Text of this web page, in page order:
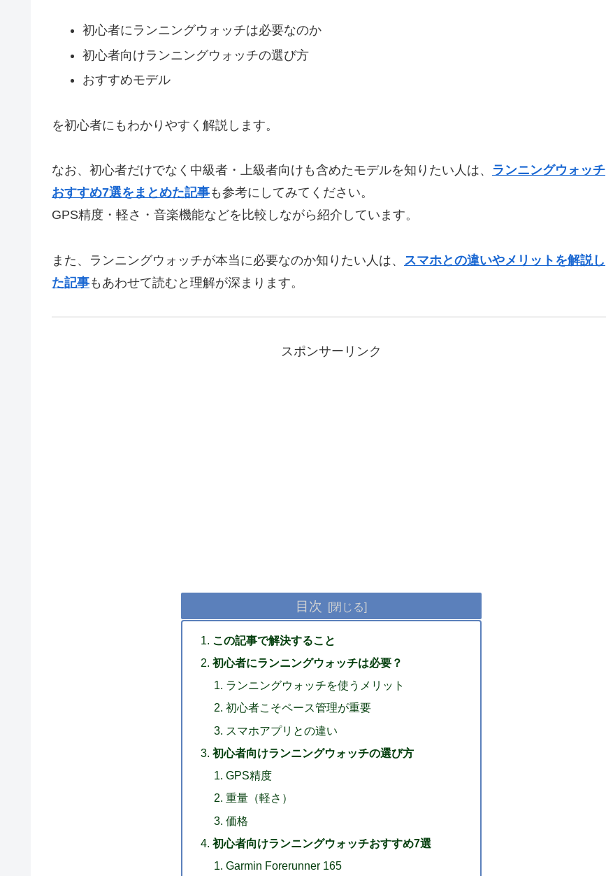
初心者にランニングウォッチは必要なのか
初心者向けランニングウォッチの選び方
おすすめモデル
を初心者にもわかりやすく解説します。
なお、初心者だけでなく中級者・上級者向けも含めたモデルを知りたい人は、 ランニングウォッチ
おすすめ7選をまとめた記事も参考にしてみてください。
GPS精度・軽さ・音楽機能などを比較しながら紹介しています。
また、ランニングウォッチが本当に必要なのか知りたい人は、 スマホとの違いやメリットを解説し
た記事もあわせて読むと理解が深まります。
スポンサーリンク
目次
この記事で解決すること
初心者にランニングウォッチは必要？
ランニングウォッチを使うメリット
初心者こそペース管理が重要
スマホアプリとの違い
初心者向けランニングウォッチの選び方
GPS精度
重量（軽さ）
価格
初心者向けランニングウォッチおすすめ7選
Garmin Forerunner 165